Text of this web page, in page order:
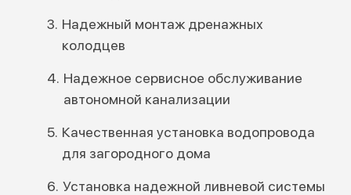
Надежный монтаж дренажных
колодцев
Надежное сервисное обслуживание
автономной канализации
Качественная установка водопровода
для загородного дома
Установка надежной ливневой системы